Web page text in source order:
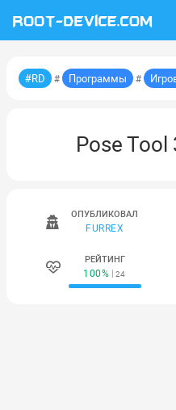
#RD # Программы #
Pose
ОПУБЛИКОВАЛ
FURREX
РЕЙТИНГ
100% 24